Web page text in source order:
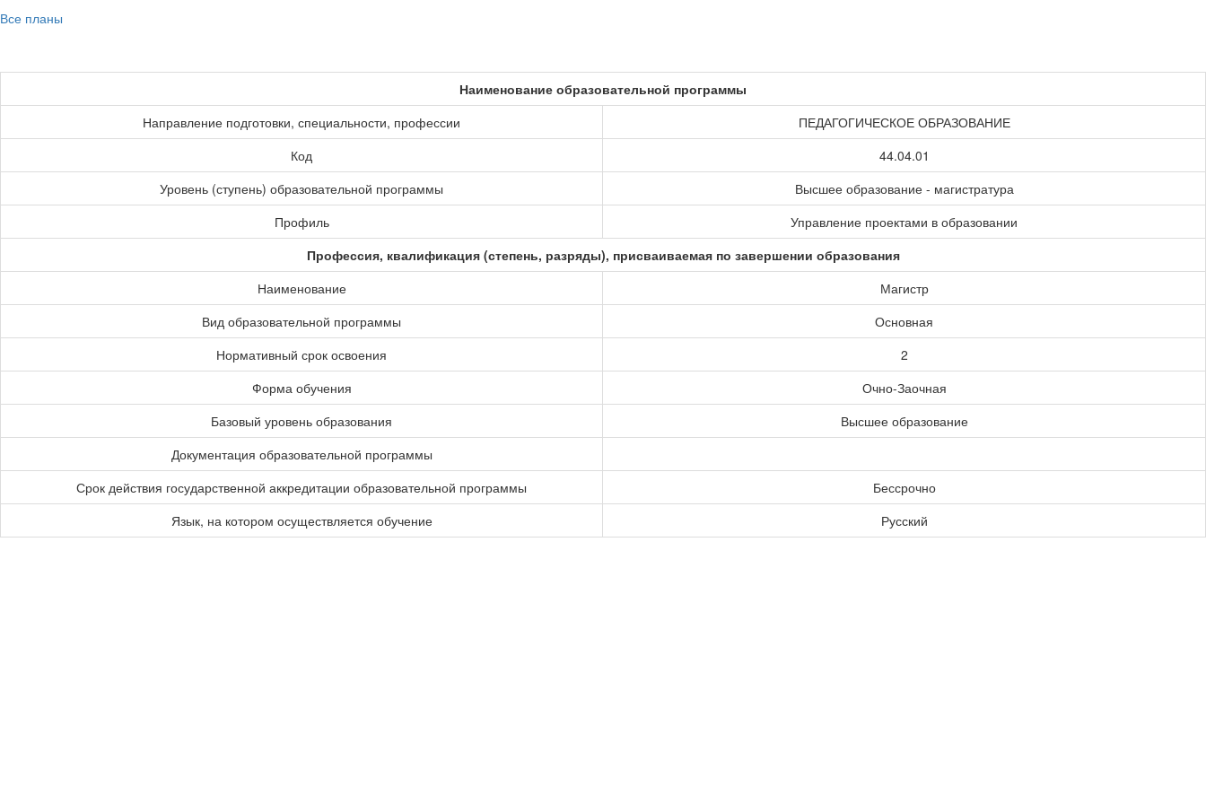
Все планы
Наименование образовательной программы
Направление подготовки, специальности, профессии
ПЕДАГОГИЧЕСКОЕ ОБРАЗОВАНИЕ
Код
44.04.01
Уровень (ступень) образовательной программы
Высшее образование - магистратура
Профиль
Управление проектами в образовании
Профессия, квалификация (степень, разряды), присваиваемая по завершении образования
Наименование
Магистр
Вид образовательной программы
Основная
Нормативный срок освоения
2
Форма обучения
Очно-Заочная
Базовый уровень образования
Высшее образование
Документация образовательной программы
Срок действия государственной аккредитации образовательной программы
Бессрочно
Язык, на котором осуществляется обучение
Русский